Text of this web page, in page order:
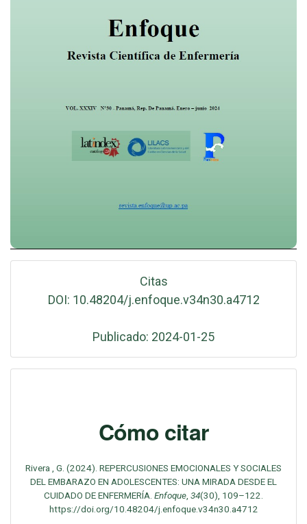
Citas
DOI: 10.48204/j.enfoque.v34n30.a4712
Publicado: 2024-01-25
Cómo citar
Rivera , G. (2024). REPERCUSIONES EMOCIONALES Y SOCIALES
DEL EMBARAZO EN ADOLESCENTES: UNA MIRADA DESDE EL
CUIDADO DE ENFERMERÍA. Enfoque, 34(30), 109–122.
https://doi.org/10.48204/j.enfoque.v34n30.a4712